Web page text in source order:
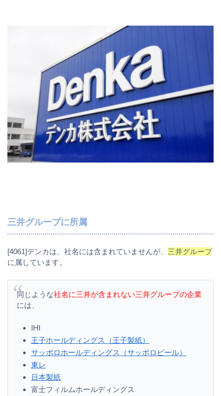
三井グループに所属
[4061]デンカは、社名には含まれていませんが、 三井グループ
に属しています。
同じような社名に三井が含まれない三井グループの企業
には、
IHI
王子ホールディングス（王子製紙）
サッポロホールディングス（サッポロビール）
東レ
日本製紙
富士フィルムホールディングス